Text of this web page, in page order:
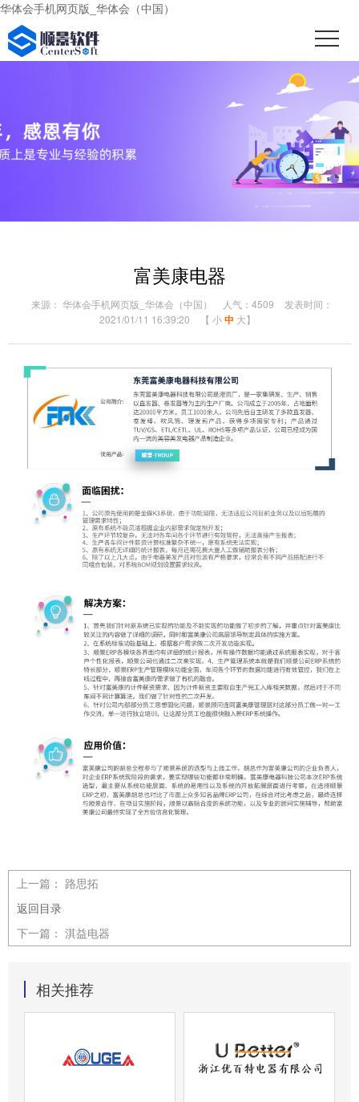
华体会手机网页版_华体会（中国）
富美康电器
来源： 华体会手机网页版_华体会（中国） 人气：4509
发表时间：
2021/01/11 16:39:20
【 小中 大】
上一篇： 路思拓
返回目录
下一篇： 淇益电器
相关推荐